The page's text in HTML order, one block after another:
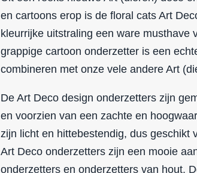
en cartoons erop is de floral cats Art
kleurrijke uitstraling een ware musthave
grappige cartoon onderzetter is een
combineren met onze vele andere Art
De Art Deco design onderzetters zijn
en voorzien van een zachte en
zijn licht en hittebestendig, dus geschikt
Art Deco onderzetters zijn een mooie
onderzetters en onderzetters van hout.